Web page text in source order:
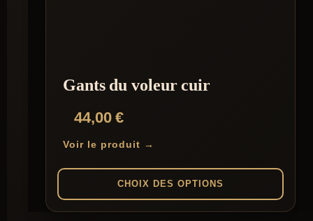
Gants du voleur cuir
44,00€
Voir le produit →
CHOIX DES OPTIONS